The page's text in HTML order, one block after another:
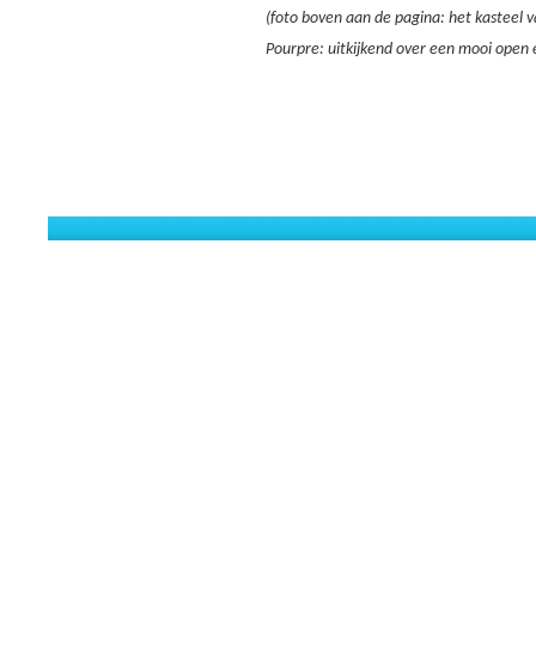
(foto boven aan de pagina: het kasteel
Pourpre: uitkijkend over een mooi open